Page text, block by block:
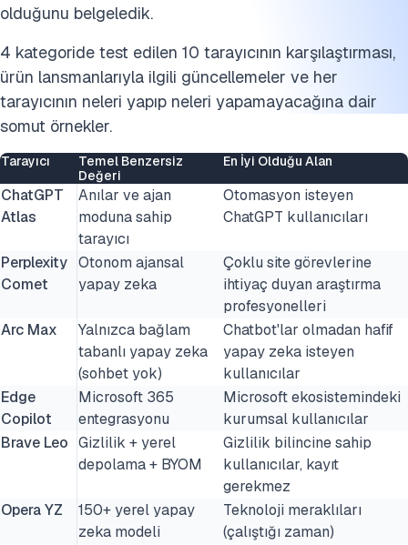
olduğunu belgeledik.
4 kategoride test edilen 10 tarayıcının karşılaştırması,
ürün lansmanlarıyla ilgili güncellemeler ve her
tarayıcının neleri yapıp neleri yapamayacağına dair
somut örnekler.
Tarayıcı
Temel Benzersiz
Değeri
En İyi Olduğu Alan
ChatGPT
Atlas
Anılar ve ajan
moduna sahip
tarayıcı
Otomasyon isteyen
ChatGPT kullanıcıları
Perplexity
Comet
Otonom ajansal
yapay zeka
Çoklu site görevlerine
ihtiyaç duyan araştırma
profesyonelleri
Arc Max
Yalnızca bağlam
tabanlı yapay zeka
(sohbet yok)
Chatbot'lar olmadan hafif
yapay zeka isteyen
kullanıcılar
Edge
Copilot
Microsoft 365
entegrasyonu
Microsoft ekosistemindeki
kurumsal kullanıcılar
Brave Leo Gizlilik + yerel
depolama + BYOM
Gizlilik bilincine sahip
kullanıcılar, kayıt
gerekmez
Opera YZ
150+ yerel yapay
zeka modeli
Teknoloji meraklıları
(çalıştığı zaman)